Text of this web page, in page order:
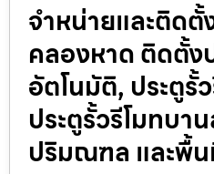
จำหน่ายและติดตั้
คลองหาด ติดตั้ง
อัตโนมัติ, ประตูรั้
ประตูรั้วรีโมทบา
ปริมณฑล และพื้น